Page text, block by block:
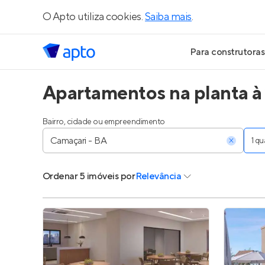
O Apto utiliza cookies.Saiba mais.
Para construtoras
Geração de
Geração de
Parcerias
Anunciar
Apartamentos na planta
Bairro, cidade ou empreendimento
1
Ordenar5 imóveis porRelevância